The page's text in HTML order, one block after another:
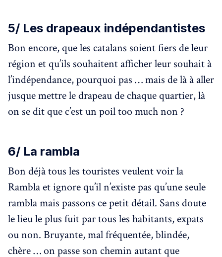
5/ Les drapeaux indépendantistes
Bon encore, que les catalans soient fiers de leur
région et qu’ils souhaitent afficher leur souhait à
l’indépendance, pourquoi pas … mais de là à aller
jusque mettre le drapeau de chaque quartier, là
on se dit que c’est un poil too much non ?
6/ La rambla
Bon déjà tous les touristes veulent voir la
Rambla et ignore qu’il n’existe pas qu’une seule
rambla mais passons ce petit détail. Sans doute
le lieu le plus fuit par tous les habitants, expats
ou non. Bruyante, mal fréquentée, blindée,
chère … on passe son chemin autant que